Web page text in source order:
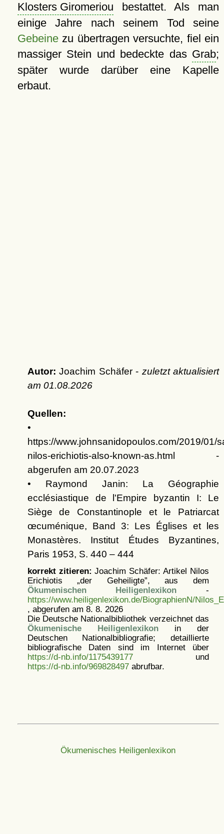
Klosters Giromeriou bestattet. Als man
einige Jahre nach seinem Tod seine
Gebeinezu übertragen versuchte, fiel ein
massiger Stein und bedeckte das Grab;
später wurde darüber eine Kapelle
erbaut.
Autor: Joachim Schäfer - zuletzt aktualisiert
am 01.08.2026
Quellen:
•
https://www.johnsanidopoulos.com/2019/01/
nilos-erichiotis-also-known-as.html -
abgerufen am 20.07.2023
• Raymond Janin: La Géographie
ecclésiastique de l'Empire byzantin I: Le
Siège de Constantinople et le Patriarcat
œcuménique, Band 3: Les Églises et les
Monastères. Institut Études Byzantines,
Paris 1953, S. 440 – 444
korrekt zitieren: Joachim Schäfer: Artikel Nilos
Erichiotis „der Geheiligte”, aus dem
Ökumenischen Heiligenlexikon -
https://www.heiligenlexikon.de/BiographienN/
, abgerufen am 8. 8. 2026
Die Deutsche Nationalbibliothek verzeichnet das
Ökumenische Heiligenlexikonin der
Deutschen Nationalbibliografie; detaillierte
bibliografische Daten sind im Internet über
https://d-nb.info/1175439177und
https://d-nb.info/969828497abrufbar.
Ökumenisches Heiligenlexikon